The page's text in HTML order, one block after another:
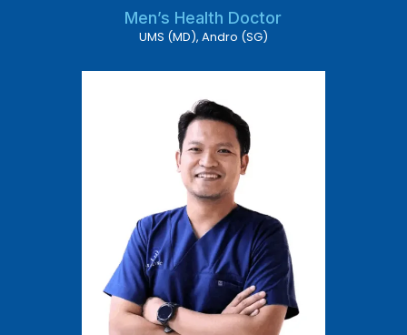
Men’s Health Doctor
UMS (MD), Andro (SG)